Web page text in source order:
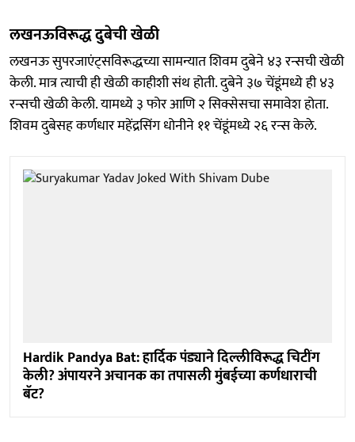
लखनऊविरूद्ध दुबेची खेळी
लखनऊ सुपरजाएंट्सविरूद्धच्या सामन्यात शिवम दुबेने ४३ रन्सची खेळी
केली. मात्र त्याची ही खेळी काहीशी संथ होती. दुबेने ३७ चेंडूंमध्ये ही ४३
रन्सची खेळी केली. यामध्ये ३ फोर आणि २ सिक्सेसचा समावेश होता.
शिवम दुबेसह कर्णधार महेंद्रसिंग धोनीने ११ चेंडूंमध्ये २६ रन्स केले.
Hardik Pandya Bat: हार्दिक पंड्याने दिल्लीविरूद्ध चिटींग
केली? अंपायरने अचानक का तपासली मुंबईच्या कर्णधाराची
बॅट?